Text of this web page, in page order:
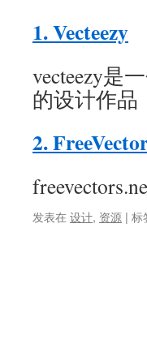
1. Vecteezy
vecteezy是
的设计作品
2.
发表在 设计, 资源 | 标